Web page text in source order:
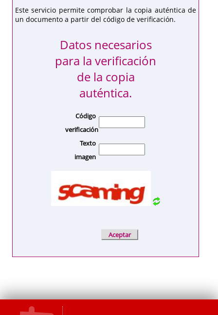
Este servicio permite comprobar la copia auténtica de
un documento a partir del código de verificación.
Datos necesarios
para la verificación
de la copia
auténtica.
Código
verificación
Texto
imagen